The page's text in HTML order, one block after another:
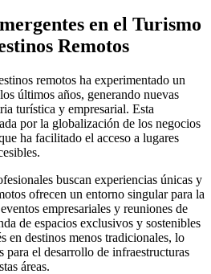
en el Turismo
Remotos
remotos ha experimentado un
últimos años, generando nuevas
turística y empresarial. Esta
por la globalización de los negocios
ha facilitado el acceso a lugares
buscan experiencias únicas y
ofrecen un entorno singular para la
empresariales y reuniones de
de espacios exclusivos y sostenibles
en destinos menos tradicionales, lo
para el desarrollo de infraestructuras
áreas.